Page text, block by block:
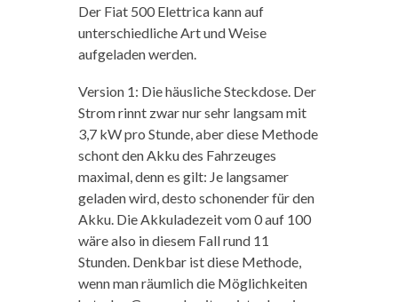
Der Fiat 500 Elettrica kann auf
unterschiedliche Art und Weise
aufgeladen werden.
Version 1: Die häusliche Steckdose. Der
Strom rinnt zwar nur sehr langsam mit
3,7 kW pro Stunde, aber diese Methode
schont den Akku des Fahrzeuges
maximal, denn es gilt: Je langsamer
geladen wird, desto schonender für den
Akku. Die Akkuladezeit vom 0 auf 100
wäre also in diesem Fall rund 11
Stunden. Denkbar ist diese Methode,
wenn man räumlich die Möglichkeiten